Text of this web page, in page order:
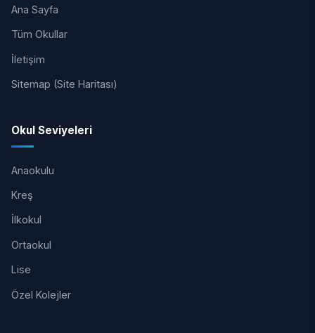
Ana Sayfa
Tüm Okullar
İletişim
Sitemap (Site Haritası)
Okul Seviyeleri
Anaokulu
Kreş
İlkokul
Ortaokul
Lise
Özel Kolejler